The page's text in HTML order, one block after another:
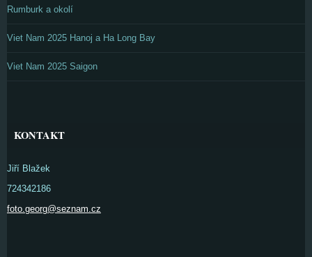
Rumburk a okolí
Viet Nam 2025 Hanoj a Ha Long Bay
Viet Nam 2025 Saigon
KONTAKT
Jiří Blažek
724342186
foto.georg@seznam.cz